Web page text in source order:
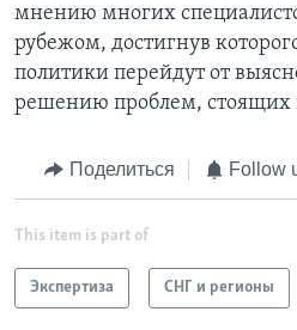
мнению многих
рубежом, достигнув
политики перейдут от
решению проблем, стоящих
Поделиться Follow
This item is part of
Экспертиза СНГ и регионы